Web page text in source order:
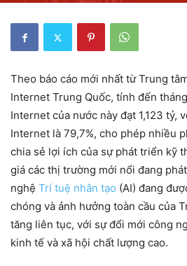
Theo báo cáo mới nhất từ Trung
Internet Trung Quốc, tính đến
Internet của nước này đạt 1,123 tỷ,
Internet là 79,7%, cho phép nhiều
chia sẻ lợi ích của sự phát triển kỹ
giá các thị trường mới nổi đang
nghệ Trí tuệ nhân tạo (AI) đang
chóng và ảnh hưởng toàn cầu của
tăng liên tục, với sự đổi mới công
kinh tế và xã hội chất lượng cao.